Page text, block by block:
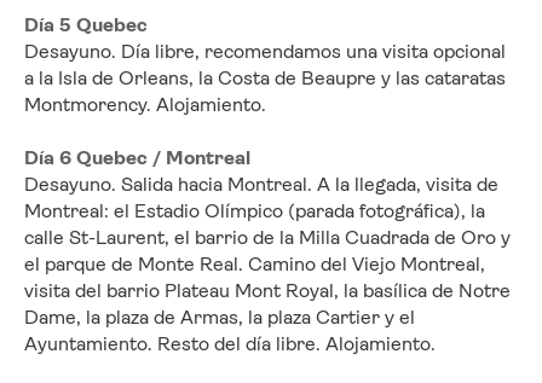
Día 5 Quebec
Desayuno. Día libre, recomendamos una visita opcional
a la Isla de Orleans, la Costa de Beaupre y las cataratas
Montmorency. Alojamiento.
Día 6 Quebec / Montreal
Desayuno. Salida hacia Montreal. A la llegada, visita de
Montreal: el Estadio Olímpico (parada fotográfica), la
calle St-Laurent, el barrio de la Milla Cuadrada de Oro y
el parque de Monte Real. Camino del Viejo Montreal,
visita del barrio Plateau Mont Royal, la basílica de Notre
Dame, la plaza de Armas, la plaza Cartier y el
Ayuntamiento. Resto del día libre. Alojamiento.